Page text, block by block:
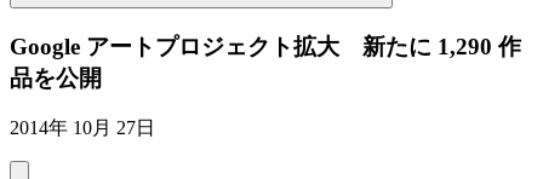
Google アートプロジェクト拡大 新たに 1,290 作
品を公開
2014年 10月 27日